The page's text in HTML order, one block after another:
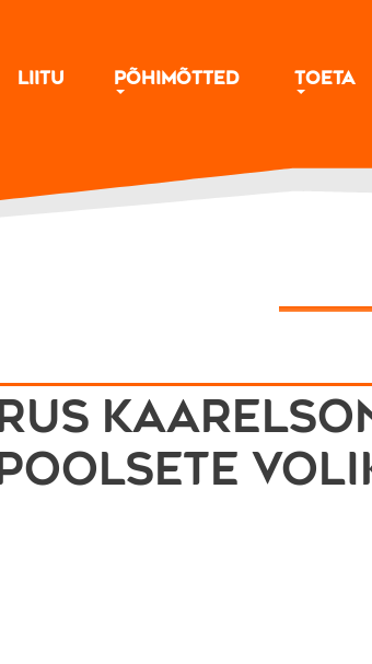
Liitu Põhimõtted Toeta